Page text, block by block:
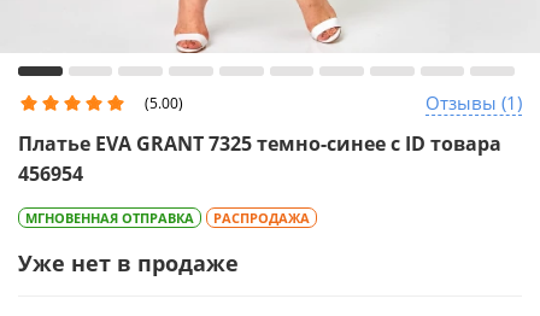
(5.00) Отзывы (1)
Платье EVA GRANT 7325 темно-синее с ID товара
456954
МГНОВЕННАЯ ОТПРАВКА РАСПРОДАЖА
Уже нет в продаже